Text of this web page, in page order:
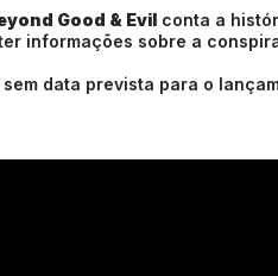
Good & Evil conta a
informações sobre a
sem data prevista para o